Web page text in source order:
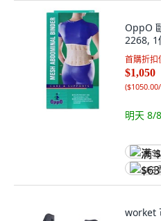
OppO
2268, 1
首購折扣
$1,050
(
明天 8/
满
$63
worket